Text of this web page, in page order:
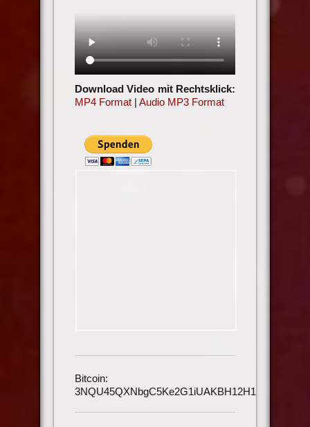
Download Video mit Rechtsklick:
MP4 Format| Audio MP3 Format
Bitcoin:
3NQU45QXNbgC5Ke2G1iUAKBH12H1h3UmAu